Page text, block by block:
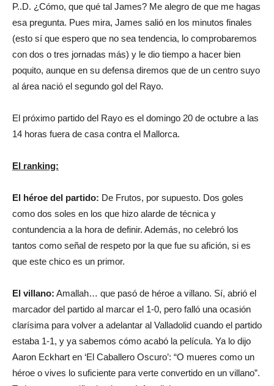
P..D. ¿Cómo, que qué tal James? Me alegro de que me hagas
esa pregunta. Pues mira, James salió en los minutos finales
(esto sí que espero que no sea tendencia, lo comprobaremos
con dos o tres jornadas más) y le dio tiempo a hacer bien
poquito, aunque en su defensa diremos que de un centro suyo
al área nació el segundo gol del Rayo.
El próximo partido del Rayo es el domingo 20 de octubre a las
14 horas fuera de casa contra el Mallorca.
El ranking:
El héroe del partido: De Frutos, por supuesto. Dos goles
como dos soles en los que hizo alarde de técnica y
contundencia a la hora de definir. Además, no celebró los
tantos como señal de respeto por la que fue su afición, si es
que este chico es un primor.
El villano: Amallah… que pasó de héroe a villano. Sí, abrió el
marcador del partido al marcar el 1-0, pero falló una ocasión
clarísima para volver a adelantar al Valladolid cuando el partido
estaba 1-1, y ya sabemos cómo acabó la película. Ya lo dijo
Aaron Eckhart en ‘El Caballero Oscuro’: “O mueres como un
héroe o vives lo suficiente para verte convertido en un villano”.